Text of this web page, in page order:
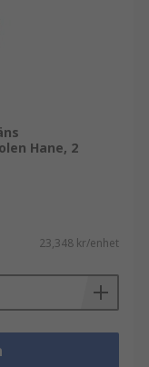
Hane, 2
23,348 kr/enhet